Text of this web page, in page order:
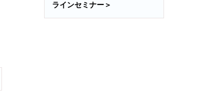
ラインセミナー＞